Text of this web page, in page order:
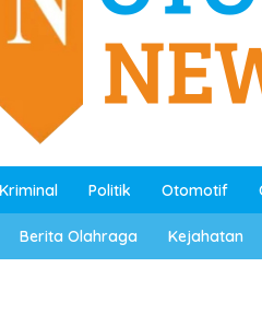
Kriminal Politik Otomotif
Berita Olahraga Kejahatan